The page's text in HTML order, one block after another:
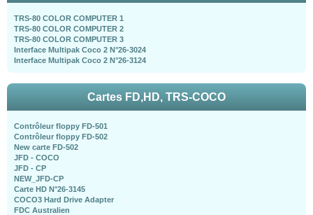
TRS-80 COLOR COMPUTER 1
TRS-80 COLOR COMPUTER 2
TRS-80 COLOR COMPUTER 3
Interface Multipak Coco 2 N°26-3024
Interface Multipak Coco 2 N°26-3124
Cartes FD,HD, TRS-COCO
Contrôleur floppy FD-501
Contrôleur floppy FD-502
New carte FD-502
JFD - COCO
JFD - CP
NEW_JFD-CP
Carte HD N°26-3145
COCO3 Hard Drive Adapter
FDC Australien